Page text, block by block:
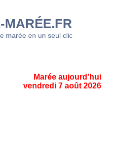
MARÉE.FR
marée en un seul clic
Marée aujourd'hui
vendredi 7 août 2026